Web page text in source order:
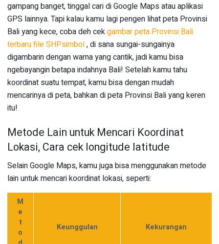
gampang banget, tinggal cari di Google Maps atau aplikasi
GPS lainnya. Tapi kalau kamu lagi pengen lihat peta Provinsi
Bali yang kece, coba deh cekgambar peta Provinsi Bali
terbaru file SHPsimbol, di sana sungai-sungainya
digambarin dengan warna yang cantik, jadi kamu bisa
ngebayangin betapa indahnya Bali! Setelah kamu tahu
koordinat suatu tempat, kamu bisa dengan mudah
mencarinya di peta, bahkan di peta Provinsi Bali yang keren
itu!
Metode Lain untuk Mencari Koordinat
Lokasi, Cara cek longitude latitude
Selain Google Maps, kamu juga bisa menggunakan metode
lain untuk mencari koordinat lokasi, seperti:
M
e
t
o
Keunggulan Kekurangan